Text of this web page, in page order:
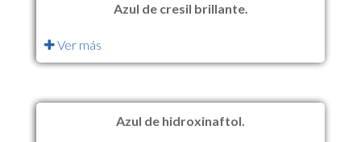
Azul de cresil brillante.
Ver más
Azul de hidroxinaftol.